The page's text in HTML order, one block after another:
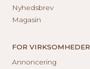
Nyhedsbrev
Magasin
FOR VIRKSOMHEDER
Annoncering